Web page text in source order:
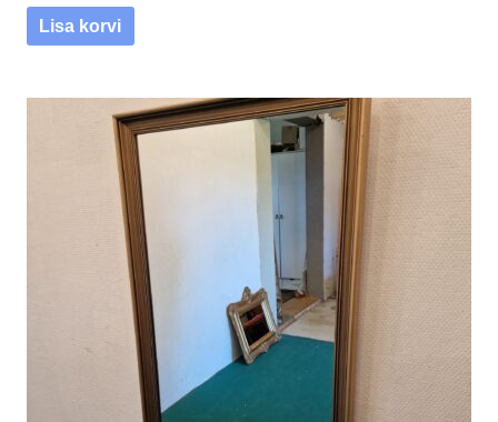
Lisa korvi